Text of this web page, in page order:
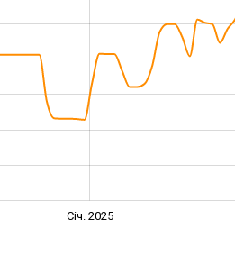
Січ. 2025